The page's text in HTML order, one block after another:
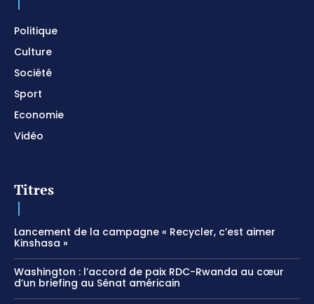
Politique
Culture
Société
Sport
Economie
Vidéo
Titres
Lancement de la campagne « Recycler, c’est aimer
Kinshasa »
Washington : l’accord de paix RDC-Rwanda au cœur
d’un briefing au Sénat américain